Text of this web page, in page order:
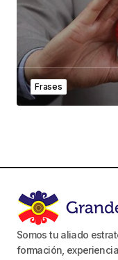
Frases
Somos tu aliado
formación,